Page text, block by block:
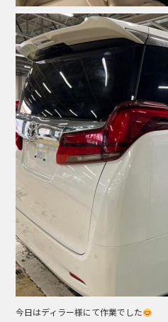
今日はディラー様にて作業でした